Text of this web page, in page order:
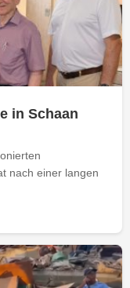
in Schaan
nach einer langen